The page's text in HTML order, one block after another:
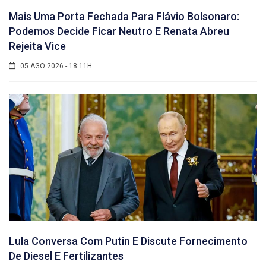
Mais Uma Porta Fechada Para Flávio Bolsonaro:
Podemos Decide Ficar Neutro E Renata Abreu
Rejeita Vice
05 AGO 2026 - 18:11H
Lula Conversa Com Putin E Discute Fornecimento
De Diesel E Fertilizantes